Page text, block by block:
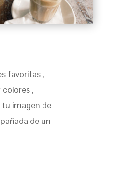
favoritas ,
,
tu imagen de
de un